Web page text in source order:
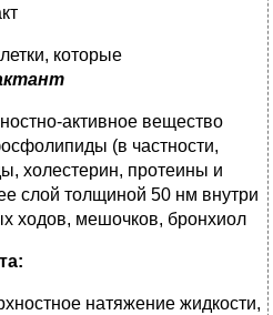
которые
активное вещество
(в частности,
холестерин, протеины и
слой толщиной 50 нм внутри
ходов, мешочков, бронхиол
натяжение жидкости,